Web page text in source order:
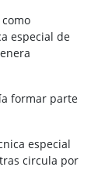
especial de
formar parte
especial
circula por